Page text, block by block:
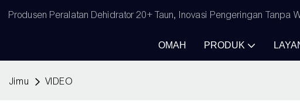
Produsen Peralatan Dehidrator 20+ Taun, Inovasi Pengeringan Tanpa
OMAH PRODUK
Jimu VIDEO